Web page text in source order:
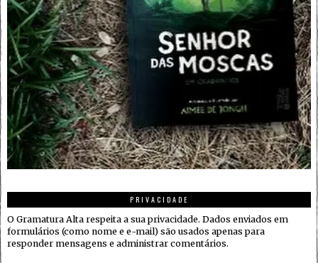
PRIVACIDADE
O Gramatura Alta respeita a sua privacidade. Dados enviados em
formulários (como nome e e-mail) são usados apenas para
responder mensagens e administrar comentários.